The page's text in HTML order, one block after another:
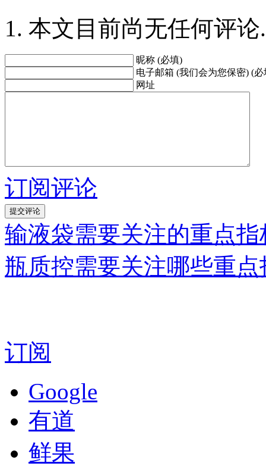
本文目前尚无任何评论.
昵称 (必填)
电子邮箱 (我们会为您保密) (必
网址
订阅评论
输液袋需要关注的重点
瓶质控需要关注哪些重
订阅
Google
有道
鲜果